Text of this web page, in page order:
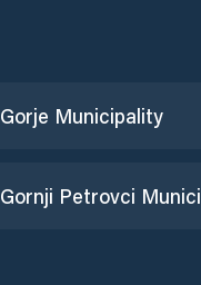
Gorje Municipality